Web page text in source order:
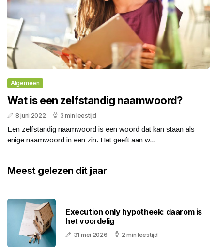
Algemeen
Wat is een zelfstandig naamwoord?
8 juni 2022 3 min leestijd
Een zelfstandig naamwoord is een woord dat kan staan als
enige naamwoord in een zin. Het geeft aan w...
Meest gelezen dit jaar
Execution only hypotheek: daarom is
het voordelig
31 mei 2026 2 min leestijd